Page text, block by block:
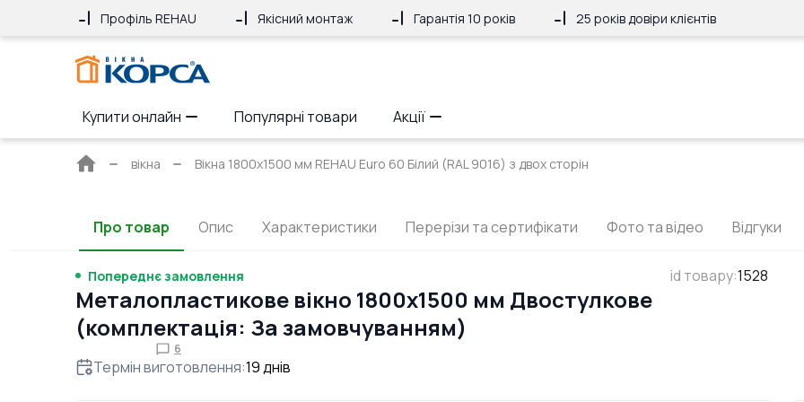
Профіль REHAU Якісний монтаж Гарантія 10 років 25 років довіри клієнтів
Купити онлайн Популярні товари Акції
Головна
вікна Вікна 1800x1500 мм REHAU Euro 60 Білий (RAL 9016) з двох сторін
Про товар Опис Характеристики Перерізи та сертифікати Фото та відео Відгуки
Попереднє замовлення id товару:1528
Металопластикове вікно 1800x1500 мм Двостулкове
(комплектація: За замовчуванням)
6
Термін виготовлення:19днів